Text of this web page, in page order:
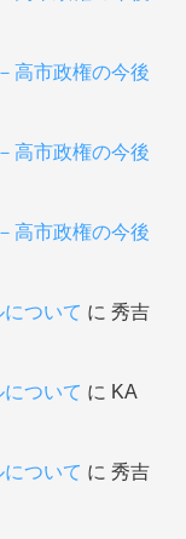
高市政権の今後
高市政権の今後
高市政権の今後
ついて に 秀吉
ついて に KA
ついて に 秀吉